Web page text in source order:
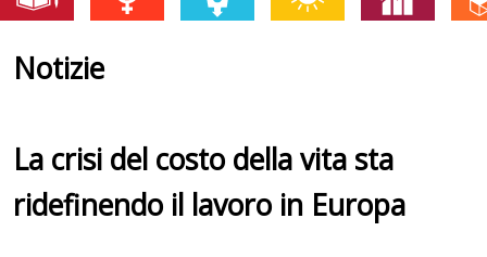
Notizie
La crisi del costo della vita sta
ridefinendo il lavoro in Europa